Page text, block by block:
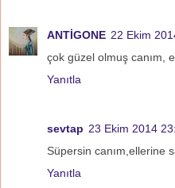
ANTİGONE 22 Ekim
çok güzel olmuş canım,
Yanıtla
sevtap 23 Ekim 2014
Süpersin canım,ellerine
Yanıtla